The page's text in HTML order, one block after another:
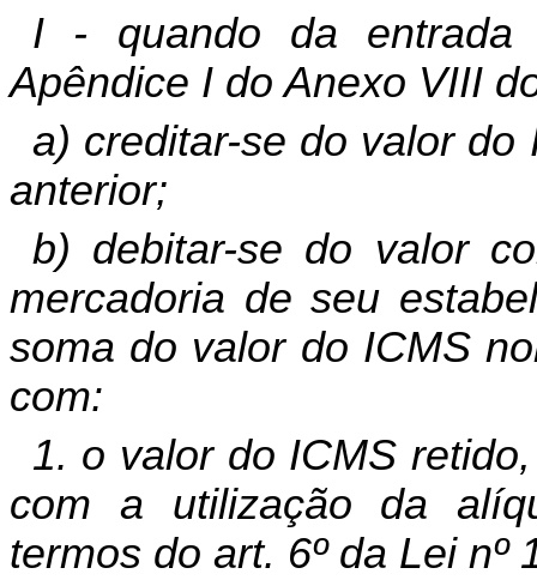
I - quando da entrada
Apêndice I do Anexo VIII
a) creditar-se do valor do
anterior;
b) debitar-se do valor
mercadoria de seu
soma do valor do ICMS
com:
1. o valor do ICMS
com a utilização da
termos do art. 6º da Lei nº